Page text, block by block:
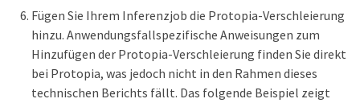
Fügen Sie Ihrem Inferenzjob die Protopia-Verschleierung
hinzu. Anwendungsfallspezifische Anweisungen zum
Hinzufügen der Protopia-Verschleierung finden Sie direkt
bei Protopia, was jedoch nicht in den Rahmen dieses
technischen Berichts fällt. Das folgende Beispiel zeigt